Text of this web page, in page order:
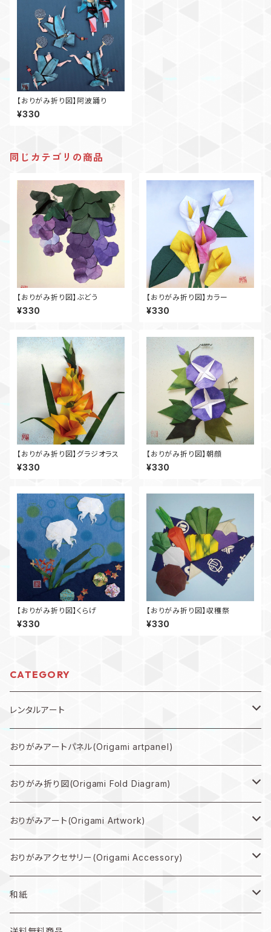
【おりがみ折り図】阿波踊り
¥330
同じカテゴリの商品
【おりがみ折り図】ぶどう
¥330
【おりがみ折り図】カラー
¥330
【おりがみ折り図】グラジオラス
¥330
【おりがみ折り図】朝顔
¥330
【おりがみ折り図】くらげ
¥330
【おりがみ折り図】収穫祭
¥330
CATEGORY
レンタルアート
規格外作品プラン
大型作品プラン
中型作品プラン
小型作品プラン
おりがみアートパネル(Origami artpanel)
おりがみ折り図(Origami Fold Diagram)
折り図PDF(PDF Download)
折り図キット(with material)
おりがみアート(Origami Artwork)
壁掛け(Wall hanging artwork)
色紙(art)
おりがみアクセサリー(Origami Accessory)
ピアス(earring)
和紙